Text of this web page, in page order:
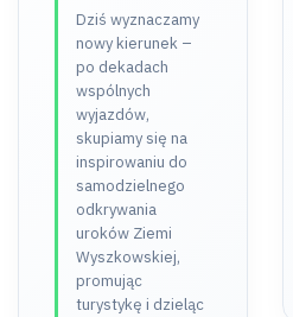
Dziś wyznaczamy
nowy kierunek –
po dekadach
wspólnych
wyjazdów,
skupiamy się na
inspirowaniu do
samodzielnego
odkrywania
uroków Ziemi
Wyszkowskiej,
promując
turystykę i dzieląc